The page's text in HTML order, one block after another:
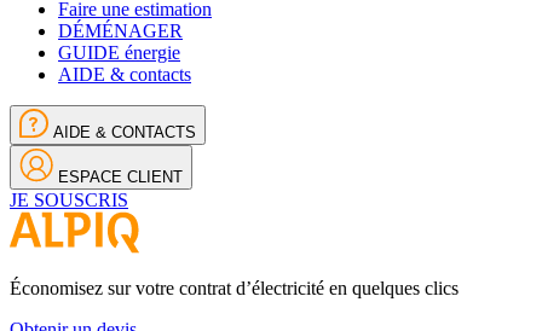
Faire une estimation
DÉMÉNAGER
GUIDE énergie
AIDE & contacts
AIDE & CONTACTS
ESPACE CLIENT
JE SOUSCRIS
Économisez sur votre contrat d’électricité en quelques clics